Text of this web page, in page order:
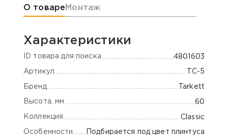
Информация о товаре
О товаре Монтаж
Характеристики
ID товара для поиска 4801603
Артикул TC-5
Бренд Tarkett
Высота, мм 60
Коллекция Classic
Особенности Подбирается под цвет плинтуса